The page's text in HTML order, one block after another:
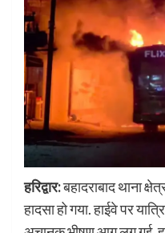
हरिद्वार:बहादराबाद थाना
हादसा हो गया. हाईवे पर